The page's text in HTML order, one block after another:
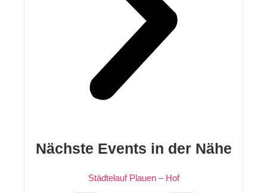
Nächste Events in der Nähe
Städtelauf Plauen – Hof